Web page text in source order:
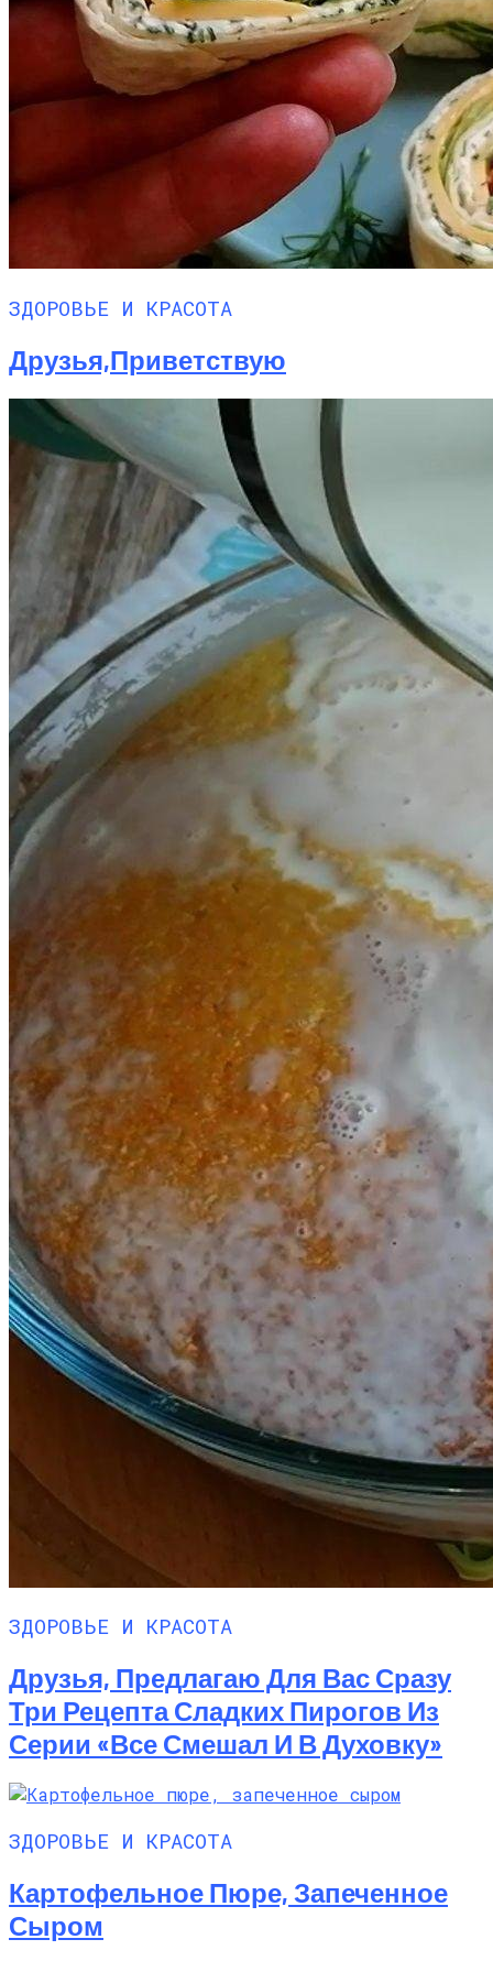
ЗДОРОВЬЕ И КРАСОТА
Друзья,приветствую
ЗДОРОВЬЕ И КРАСОТА
Друзья, Предлагаю Для Вас Сразу
Три Рецепта Сладких Пирогов Из
Серии «все Смешал И В Духовку»
ЗДОРОВЬЕ И КРАСОТА
Картофельное Пюре, Запеченное
Сыром